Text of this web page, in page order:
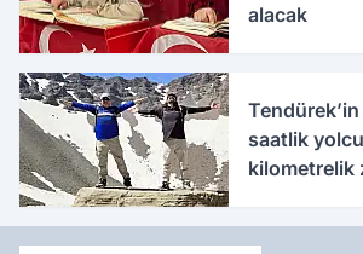
alacak
saatlik
kilometrelik